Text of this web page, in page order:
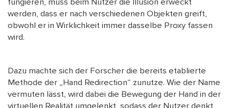
fungieren, muss beim Nutzer die Illusion erweckt
werden, dass er nach verschiedenen Objekten greift,
obwohl er in Wirklichkeit immer dasselbe Proxy fassen
wird.
Dazu machte sich der Forscher die bereits etablierte
Methode der „Hand Redirection“ zunutze. Wie der Name
vermuten lässt, wird dabei die Bewegung der Hand in der